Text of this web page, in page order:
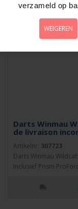
Darts Winmau
de livraison
Artikelnr: 307723
Darts Winmau
Inclusief Prism
verzameld op
WEIGEREN